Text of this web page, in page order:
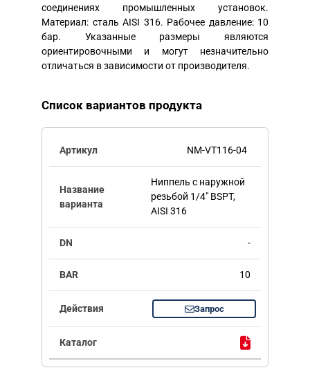
соединениях промышленных установок.
Материал: сталь AISI 316. Рабочее давление: 10
бар. Указанные размеры являются
ориентировочными и могут незначительно
отличаться в зависимости от производителя.
Список вариантов продукта
NM-VT116-04
Ниппель с наружной
резьбой 1/4" BSPT,
AISI 316
-
10
Запрос